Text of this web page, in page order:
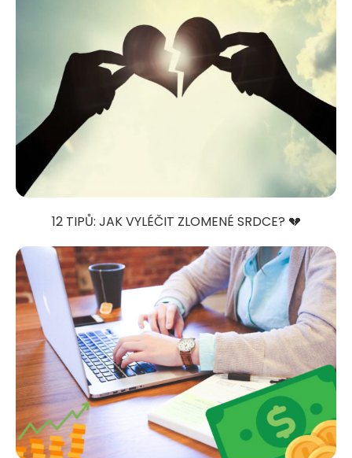
12 TIPŮ: JAK VYLÉČIT ZLOMENÉ SRDCE? 💔